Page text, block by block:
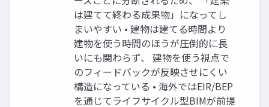
は建てて終わる成果物」になってし
まいやすい • 建物は建てる時間より
建物を使う時間のほうが圧倒的に長
いにも関わらず、 建物を使う視点で
のフィードバックが反映させにくい
構造になっている • 海外ではEIR/BEP
を通じてライフサイクル型BIMが前提